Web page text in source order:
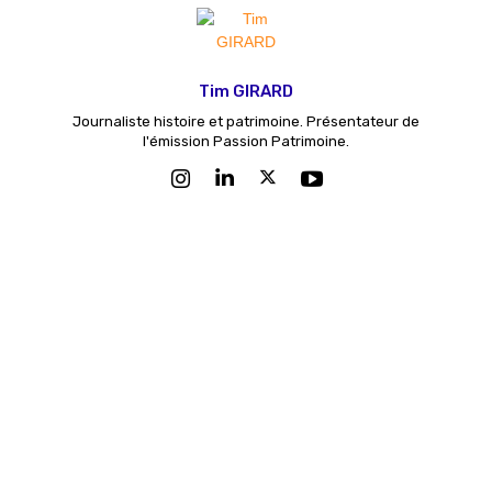
Tim GIRARD
Journaliste histoire et patrimoine. Présentateur de
l'émission Passion Patrimoine.